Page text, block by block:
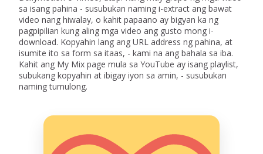
sa isang pahina - susubukan naming i-extract ang bawat
video nang hiwalay, o kahit papaano ay bigyan ka ng
pagpipilian kung aling mga video ang gusto mong i-
download. Kopyahin lang ang URL address ng pahina, at
isumite ito sa form sa itaas, - kami na ang bahala sa iba.
Kahit ang My Mix page mula sa YouTube ay isang playlist,
subukang kopyahin at ibigay iyon sa amin, - susubukan
naming tumulong.